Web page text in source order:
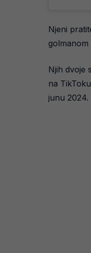
Njeni
golmanom
Njih dvoje
na
junu 2024.